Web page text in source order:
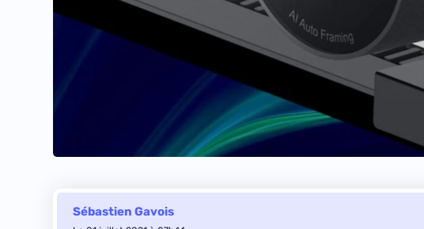
Sébastien Gavois